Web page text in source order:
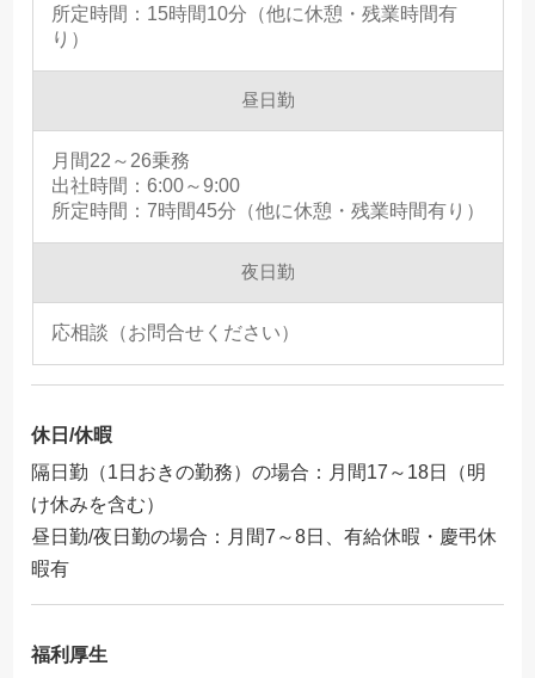
所定時間：15時間10分（他に休憩・残業時間有
り）
昼日勤
月間22～26乗務
出社時間：6:00～9:00
所定時間：7時間45分（他に休憩・残業時間有り）
夜日勤
応相談（お問合せください）
休日/休暇
隔日勤（1日おきの勤務）の場合：月間17～18日（明
け休みを含む）
昼日勤/夜日勤の場合：月間7～8日、有給休暇・慶弔休
暇有
福利厚生